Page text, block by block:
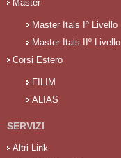
Master
Master Itals Iº Livello
Master Itals IIº Livello
Corsi Estero
FILIM
ALIAS
SERVIZI
Altri Link